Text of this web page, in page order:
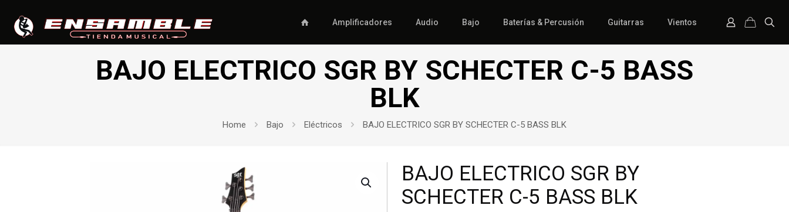
Amplificadores Audio Bajo Baterías & Percusión Guitarras Vientos
BAJO ELECTRICO SGR BY SCHECTER C-5 BASS
BLK
Home Bajo Eléctricos BAJO ELECTRICO SGR BY SCHECTER C-5 BASS BLK
BAJO ELECTRICO SGR BY
SCHECTER C-5 BASS BLK